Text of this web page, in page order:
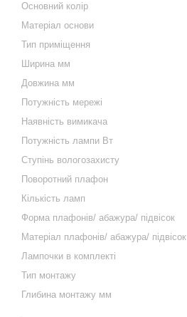
Основний колір
Матеріал основи
Тип приміщення
Ширина мм
Довжина мм
Потужність мережі
Наявність вимикача
Потужність лампи Вт
Ступінь вологозахисту
Поворотний плафон
Кількість ламп
Форма плафонів/ абажура/ підвісок
Матеріал плафонів/ абажура/ підвісок
Лампочки в комплекті
Тип монтажу
Глибина монтажу мм